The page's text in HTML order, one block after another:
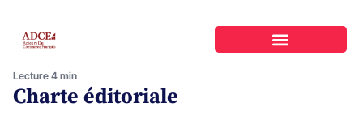
Lecture 4 min
Charte éditoriale